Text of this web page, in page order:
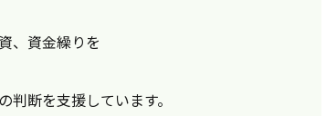
、資金繰りを
断を支援しています。